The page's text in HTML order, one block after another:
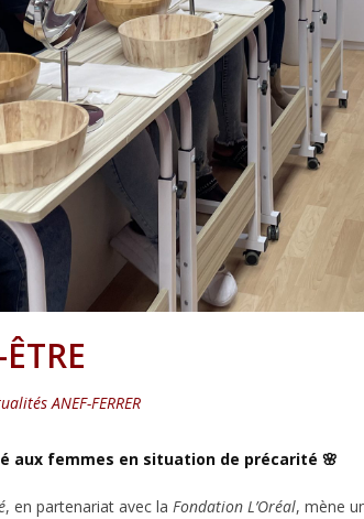
ANEF-FERRER
aux femmes en situation de précarité 🌸
, en partenariat avec la Fondation L’Oréal, mène